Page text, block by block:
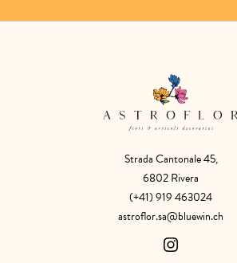
Strada Cantonale 45,
6802 Rivera
(+41) 919 463024
astroflor.sa@bluewin.ch